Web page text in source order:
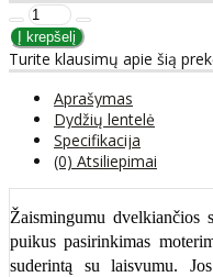
Turite klausimų apie šią
Aprašymas
Dydžių lentelė
Specifikacija
(0) Atsiliepimai
Žaismingumu dvelkiančios
puikus pasirinkimas
suderintą su laisvumu.